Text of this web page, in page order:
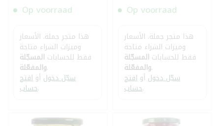
Op voorraad
هذا متجر جملة. الأسعار
وميزات الشراء متاحة
فقط للحسابات المسجّلة
والمفعّلة.
سجّل دخول أو افتح
حساب.
Op voorraad
هذا متجر جملة. الأسعار
وميزات الشراء متاحة
فقط للحسابات المسجّلة
والمفعّلة.
سجّل دخول أو افتح
حساب.